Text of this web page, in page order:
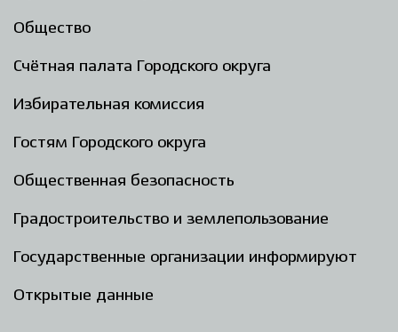
Общество
Счётная палата Городского округа
Избирательная комиссия
Гостям Городского округа
Общественная безопасность
Градостроительство и землепользование
Государственные организации информируют
Открытые данные